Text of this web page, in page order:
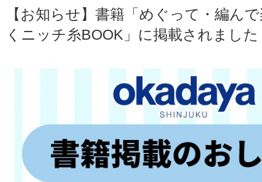
【お知らせ】書籍「めぐって・編ん
くニッチ糸BOOK」に掲載されました